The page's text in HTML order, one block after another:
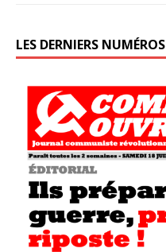
LES DERNIERS NUMÉROS